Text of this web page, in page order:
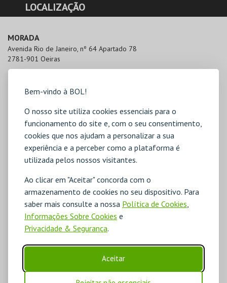
Bem-vindo à BOL!
O nosso site utiliza cookies essenciais para o
funcionamento do site e, com o seu consentimento,
cookies que nos ajudam a personalizar a sua
experiência e a perceber como a plataforma é
utilizada pelos nossos visitantes.
Ao clicar em "Aceitar" concorda com o
armazenamento de cookies no seu dispositivo. Para
saber mais consulte a nossa Política de Cookies
Informações Sobre Cookies e
Privacidade & Segurança.
Aceitar
LOCALIZAÇÃO
MORADA
Avenida Rio de Janeiro, nº 64 Apartado 78
2781-901 Oeiras